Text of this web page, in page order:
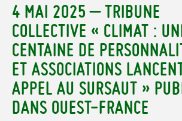
4 MAI 2025 – TRIBUNE
COLLECTIVE « CLIMAT :
CENTAINE DE
ET ASSOCIATIONS
APPEL AU SURSAUT »
DANS OUEST-FRANCE